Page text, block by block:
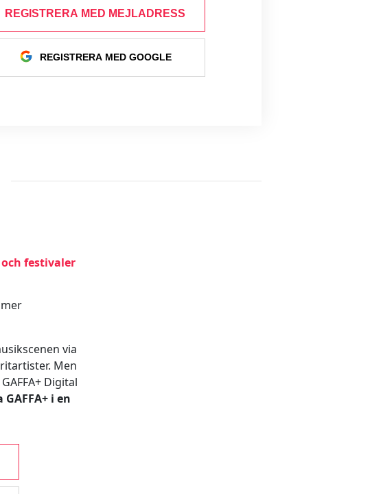
REGISTRERA MED MEJLADRESS
REGISTRERA MED GOOGLE
festivaler
via
Men
Digital
i en